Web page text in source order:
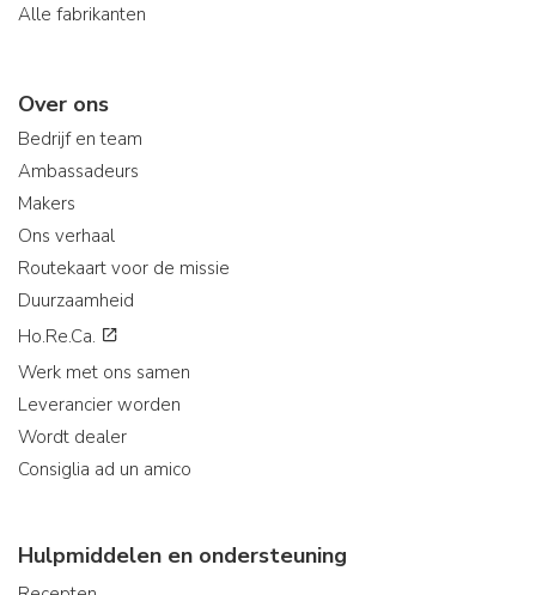
Alle fabrikanten
Over ons
Bedrijf en team
Ambassadeurs
Makers
Ons verhaal
Routekaart voor de missie
Duurzaamheid
Ho.Re.Ca.
Werk met ons samen
Leverancier worden
Wordt dealer
Consiglia ad un amico
Hulpmiddelen en ondersteuning